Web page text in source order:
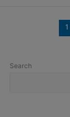
1
Search